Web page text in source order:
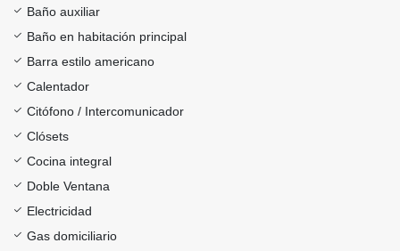
Baño auxiliar
Baño en habitación principal
Barra estilo americano
Calentador
Citófono / Intercomunicador
Clósets
Cocina integral
Doble Ventana
Electricidad
Gas domiciliario